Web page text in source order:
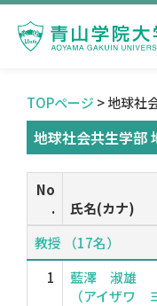
TOPページ > 地球社
地球社会共生学部
No
.
氏名(カナ)
教授 （17名）
1
藍澤 淑雄
（アイザワ